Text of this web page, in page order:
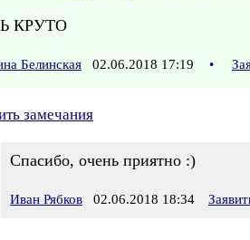
КРУТО
Белинская 02.06.2018 17:19 •
замечания
Спасибо, очень приятно :)
Иван Рябков 02.06.2018 18:34